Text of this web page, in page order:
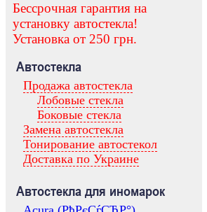
Бессрочная гарантия на
установку автостекла!
Установка от 250 грн.
Автостекла
Продажа автостекла
Лобовые стекла
Боковые стекла
Замена автостекла
Тонирование автостекол
Доставка по Украине
Автостекла для иномарок